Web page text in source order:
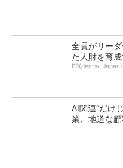
全員がリー
た人財を育成
PR(dentsu Japan)
AI関連“だけ
業、地道な